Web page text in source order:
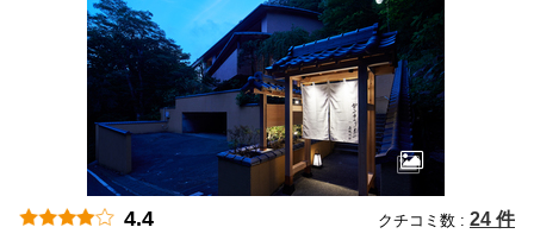
4.4 クチコミ数 : 24 件